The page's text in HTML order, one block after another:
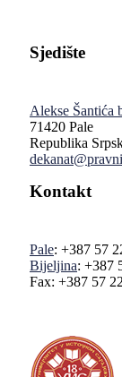
Sjedište
Alekse Šantića
71420 Pale
Republika
Kontakt
Pale: +387 57
Bijeljina: +387
Fax: +387 57